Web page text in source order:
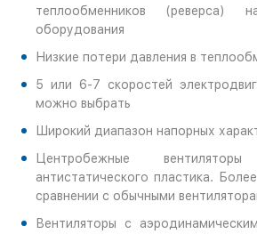
теплообменников (реверса)
оборудования
Низкие потери давления в
5 или 6-7 скоростей
можно выбрать
Широкий диапазон напорных
Центробежные
антистатического пластика.
сравнении с обычными
Вентиляторы с